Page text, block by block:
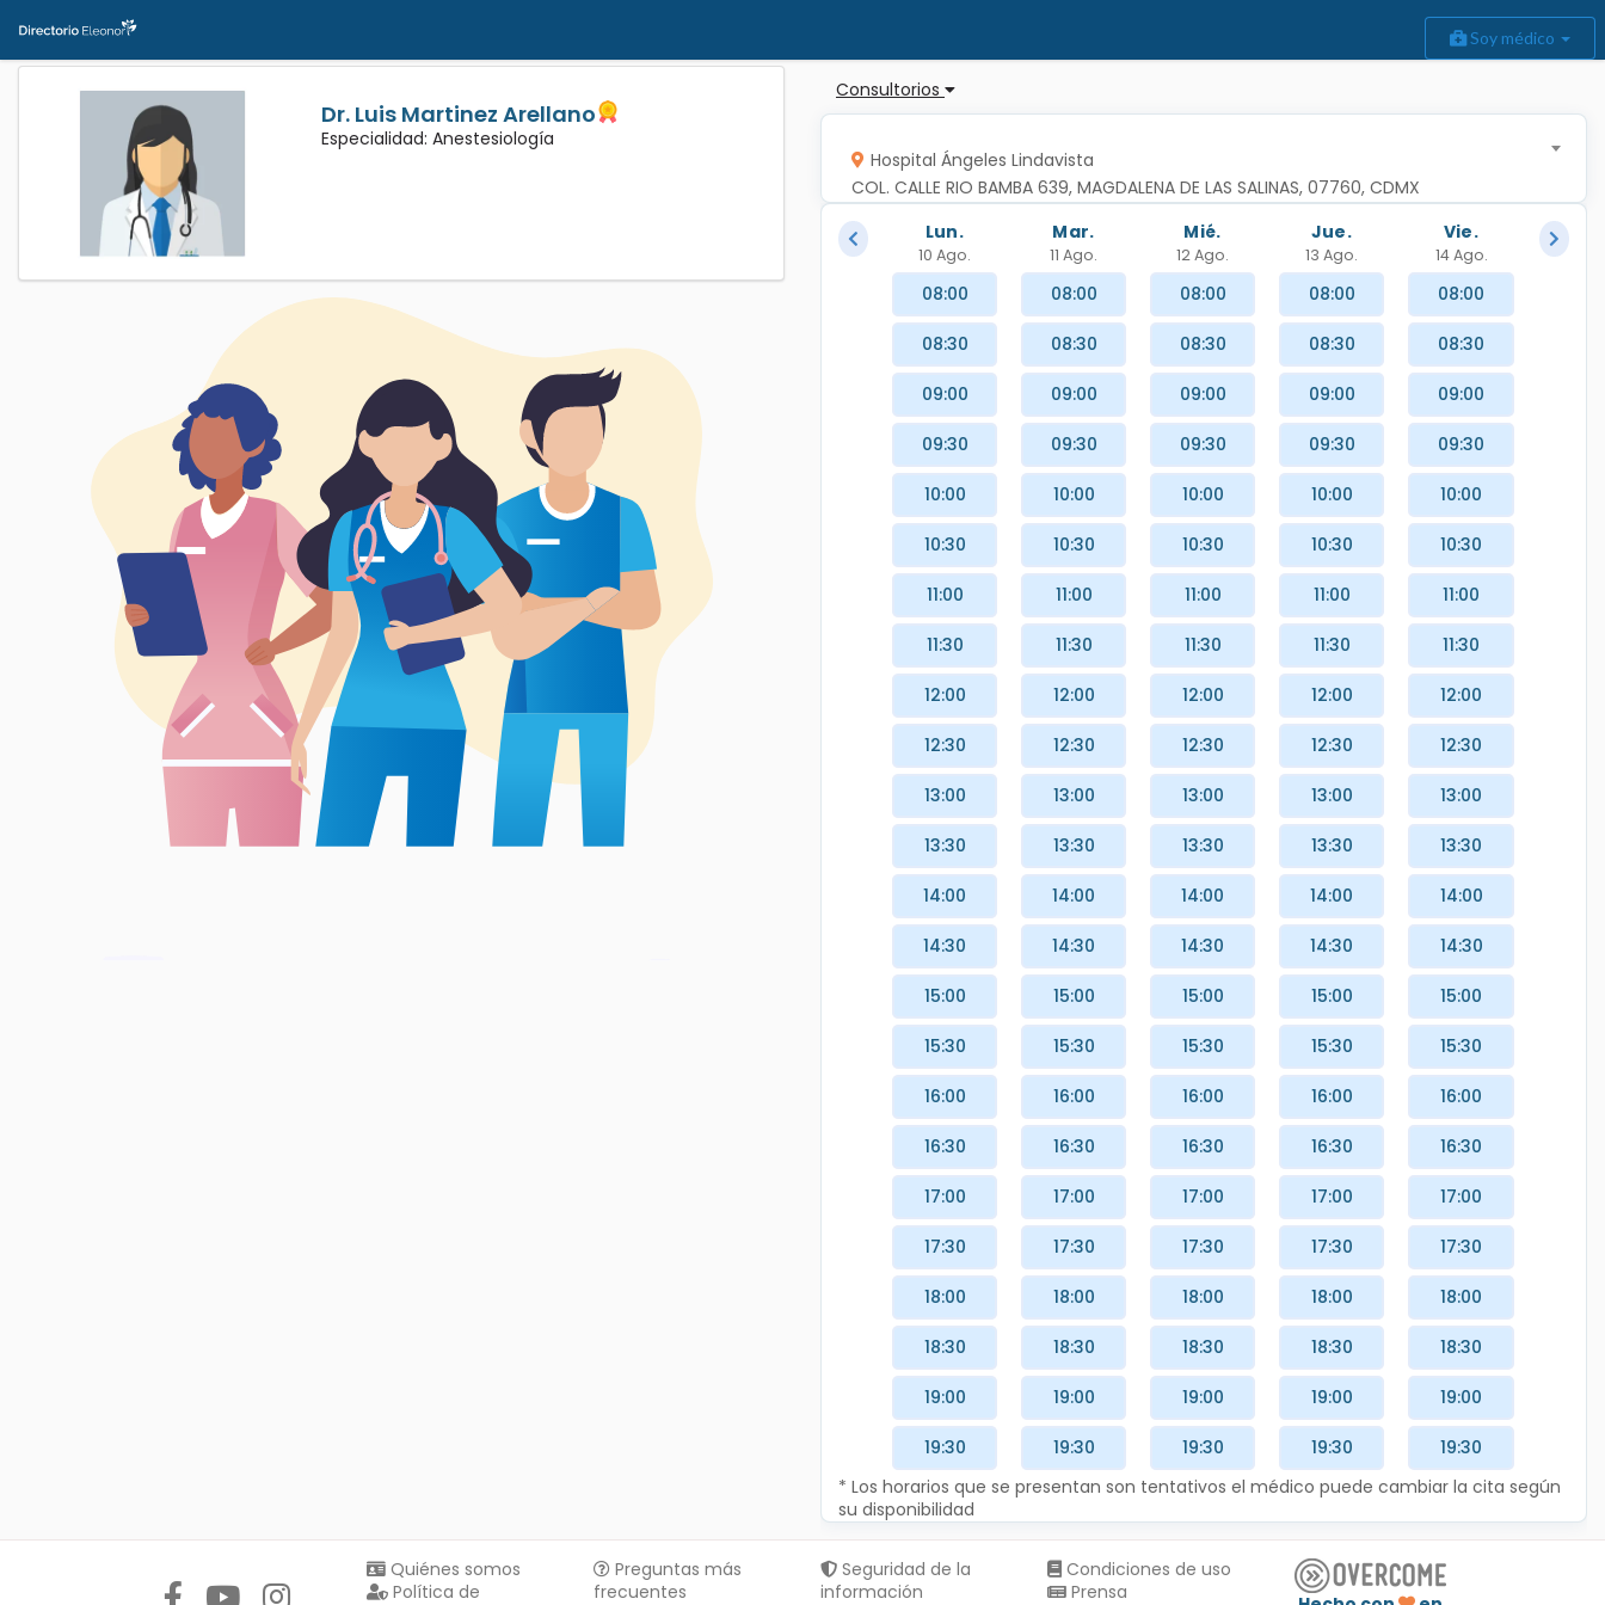
Soy médico
Consultorios
Hospital Ángeles Lindavista
COL. CALLE RIO BAMBA 639, MAGDALENA DE LAS SALINAS, 07760, CDMX
Lun.
10 Ago.
Mar.
11 Ago.
Mié.
12 Ago.
Jue.
13 Ago.
Vie.
14 Ago.
08:00
08:30
09:00
09:30
10:00
10:30
11:00
11:30
12:00
12:30
13:00
13:30
14:00
14:30
15:00
15:30
16:00
16:30
17:00
17:30
18:00
18:30
19:00
19:30
08:00
08:30
09:00
09:30
10:00
10:30
11:00
11:30
12:00
12:30
13:00
13:30
14:00
14:30
15:00
15:30
16:00
16:30
17:00
17:30
18:00
18:30
19:00
19:30
08:00
08:30
09:00
09:30
10:00
10:30
11:00
11:30
12:00
12:30
13:00
13:30
14:00
14:30
15:00
15:30
16:00
16:30
17:00
17:30
18:00
18:30
19:00
19:30
08:00
08:30
09:00
09:30
10:00
10:30
11:00
11:30
12:00
12:30
13:00
13:30
14:00
14:30
15:00
15:30
16:00
16:30
17:00
17:30
18:00
18:30
19:00
19:30
08:00
08:30
09:00
09:30
10:00
10:30
11:00
11:30
12:00
12:30
13:00
13:30
14:00
14:30
15:00
15:30
16:00
16:30
17:00
17:30
18:00
18:30
19:00
19:30
* Los horarios que se presentan son tentativos el médico puede cambiar la cita según
su disponibilidad
Dr. Luis Martinez Arellano
Especialidad: Anestesiología
Quiénes somos
Política de
Preguntas más
frecuentes
Seguridad de la
información
Condiciones de uso
Prensa